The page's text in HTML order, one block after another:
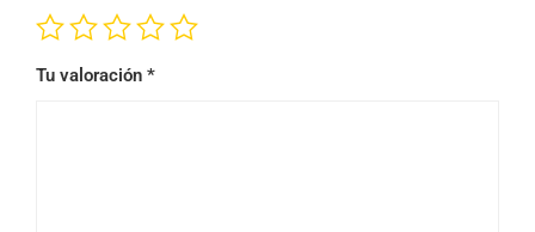
Tu valoración *